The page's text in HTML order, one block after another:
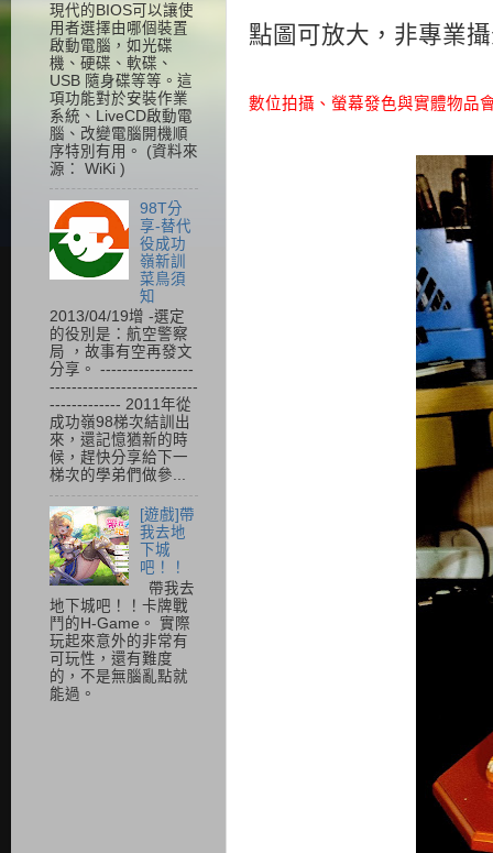
點圖可放大，非專業
數位拍攝、螢幕發色與實體物品
現代的BIOS可以讓使
用者選擇由哪個裝置
啟動電腦，如光碟
機、硬碟、軟碟、
USB 隨身碟等等。這
項功能對於安裝作業
系統、LiveCD啟動電
腦、改變電腦開機順
序特別有用。 (資料來
源： WiKi )
98T分
享-替代
役成功
嶺新訓
菜鳥須
知
2013/04/19增 -選定
的役別是：航空警察
局 ，故事有空再發文
分享。 -----------------
---------------------------
------------- 2011年從
成功嶺98梯次結訓出
來，還記憶猶新的時
候，趕快分享給下一
梯次的學弟們做參...
[遊戲]帶
我去地
下城
吧！！
帶我去
地下城吧！！卡牌戰
鬥的H-Game。 實際
玩起來意外的非常有
可玩性，還有難度
的，不是無腦亂點就
能過。